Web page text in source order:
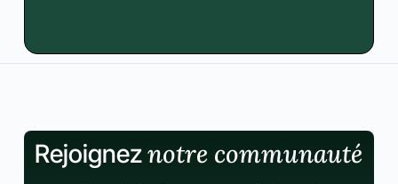
Rejoigneznotre communauté